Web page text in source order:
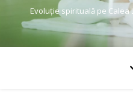
Evoluție spirituală pe